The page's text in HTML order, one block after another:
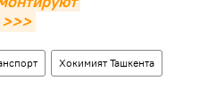
Хокимият Ташкента